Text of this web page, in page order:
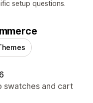
setup questions.
swatches and cart